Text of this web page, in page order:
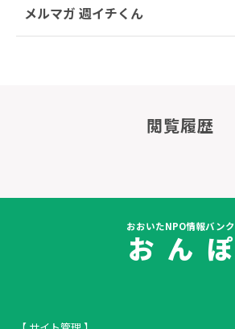
メルマガ 週イチくん
閲覧履歴
おおいたNPO情報バンク
お ん ぽ